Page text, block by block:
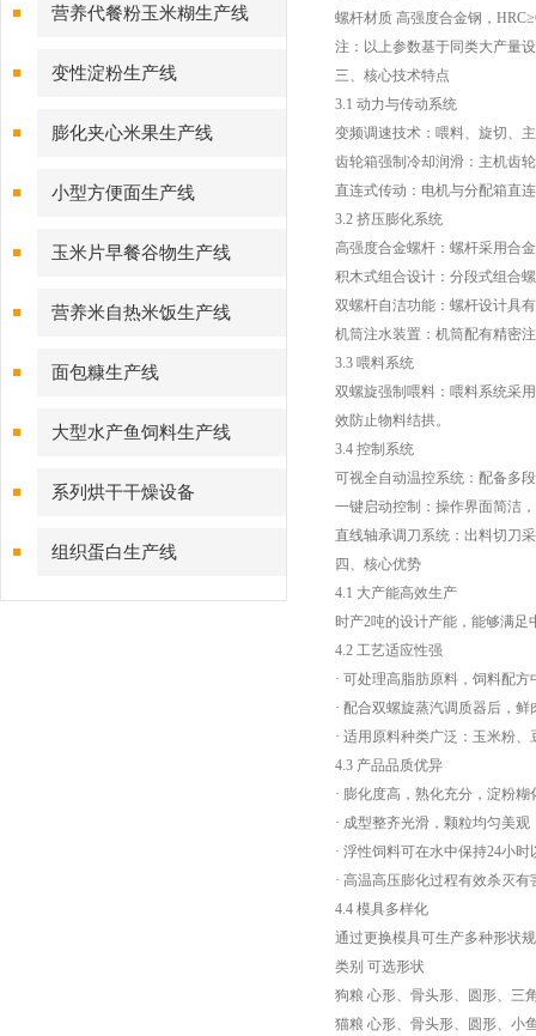
营养代餐粉玉米糊生产线
变性淀粉生产线
膨化夹心米果生产线
小型方便面生产线
玉米片早餐谷物生产线
营养米自热米饭生产线
面包糠生产线
大型水产鱼饲料生产线
系列烘干干燥设备
组织蛋白生产线
螺杆材质 高强度合金钢，
注：以上参数基于同类大产量
三、核心技术特点
3.1 动力与传动系统
变频调速技术：喂料、旋切、
齿轮箱强制冷却润滑：主机齿
直连式传动：电机与分配箱直
3.2 挤压膨化系统
高强度合金螺杆：螺杆采用合
积木式组合设计：分段式组合
双螺杆自洁功能：螺杆设计具
机筒注水装置：机筒配有精密
3.3 喂料系统
双螺旋强制喂料：喂料系统采
效防止物料结拱。
3.4 控制系统
可视全自动温控系统：配备多
一键启动控制：操作界面简洁
直线轴承调刀系统：出料切刀
四、核心优势
4.1 大产能高效生产
时产2吨的设计产能，能够满
4.2 工艺适应性强
· 可处理高脂肪原料，饲料配方
· 配合双螺旋蒸汽调质器后，鲜
· 适用原料种类广泛：玉米粉
4.3 产品品质优异
· 膨化度高，熟化充分，淀粉糊
· 成型整齐光滑，颗粒均匀美观
· 浮性饲料可在水中保持24小时
· 高温高压膨化过程有效杀灭
4.4 模具多样化
通过更换模具可生产多种形状
类别 可选形状
狗粮 心形、骨头形、圆形、三
猫粮 心形、骨头形、圆形、小